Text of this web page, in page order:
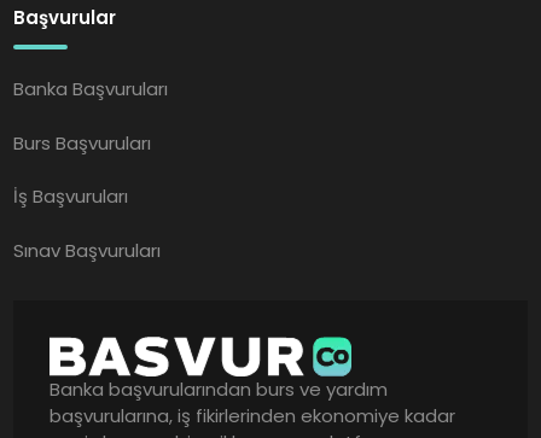
Başvurular
Banka Başvuruları
Burs Başvuruları
İş Başvuruları
Sınav Başvuruları
Banka başvurularından burs ve yardım
başvurularına, iş fikirlerinden ekonomiye kadar